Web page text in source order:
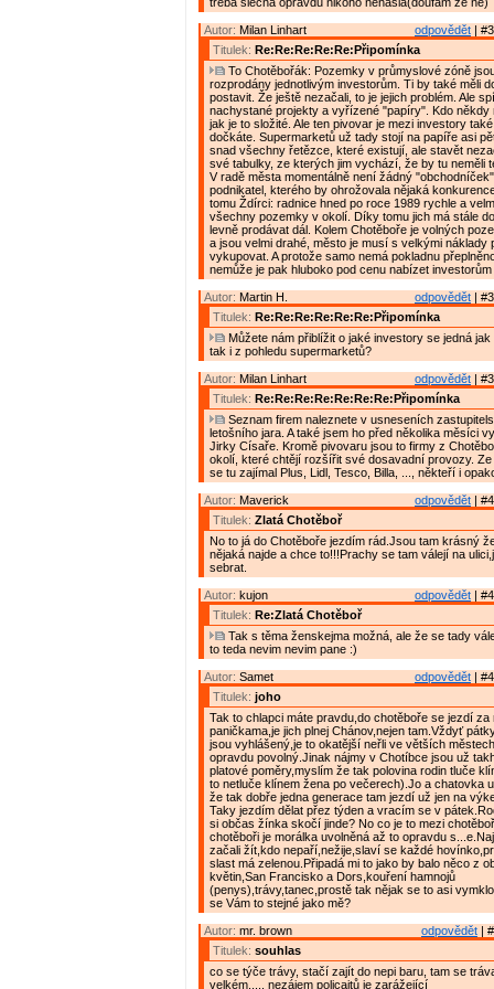
odpovědět |
Autor: Milan Linhart
Titulek: Re:Re:Re:Re:Re:Připomínka
To Chotěbořák: Pozemky v průmyslové zóně
rozprodány jednotlivým investorům. Ti by také měli
postavit. Že ještě nezačali, to je jejich problém. Ale
nachystané projekty a vyřízené "papíry". Kdo někdy
jak je to složité. Ale ten pivovar je mezi investory
dočkáte. Supermarketů už tady stojí na papíře asi
snad všechny řetězce, které existují, ale stavět
své tabulky, ze kterých jim vychází, že by tu neměli
V radě města momentálně není žádný
podnikatel, kterého by ohrožovala nějaká
tomu Ždírci: radnice hned po roce 1989 rychle a
všechny pozemky v okolí. Díky tomu jich má stále
levně prodávat dál. Kolem Chotěboře je volných
a jsou velmi drahé, město je musí s velkými náklady
vykupovat. A protože samo nemá pokladnu
nemůže je pak hluboko pod cenu nabízet
odpovědět |
Autor: Martin H.
Titulek: Re:Re:Re:Re:Re:Re:Připomínka
Můžete nám přiblížit o jaké investory se jedná jak
tak i z pohledu supermarketů?
odpovědět |
Autor: Milan Linhart
Titulek: Re:Re:Re:Re:Re:Re:Re:Připomínka
Seznam firem naleznete v usneseních
letošního jara. A také jsem ho před několika měsíci
Jirky Císaře. Kromě pivovaru jsou to firmy z
okolí, které chtějí rozšířit své dosavadní provozy.
se tu zajímal Plus, Lidl, Tesco, Billa, ..., někteří i
odpovědět |
Autor: Maverick
Titulek: Zlatá Chotěboř
No to já do Chotěboře jezdím rád.Jsou tam krásný
nějaká najde a chce to!!!Prachy se tam válejí na
sebrat.
odpovědět |
Autor: kujon
Titulek: Re:Zlatá Chotěboř
Tak s těma ženskejma možná, ale že se tady
to teda nevim nevim pane :)
odpovědět |
Autor: Samet
Titulek: joho
Tak to chlapci máte pravdu,do chotěboře se jezdí za
paničkama,je jich plnej Chánov,nejen tam.Vždyť
jsou vyhlášený,je to okatější neřli ve větších
opravdu povolný.Jinak nájmy v Chotíbce jsou už
platové poměry,myslím že tak polovina rodin tluče
to netluče klínem žena po večerech).Jo a chatovka
že tak dobře jedna generace tam jezdí už jen na
Taky jezdím dělat přez týden a vracím se v
si občas žínka skočí jinde? No co je to mezi
chotěboři je morálka uvolněná až to opravdu
začali žít,kdo nepaří,nežije,slaví se každé
slast má zelenou.Připadá mi to jako by balo něco z
květin,San Francisko a Dors,kouření hamnojů
(penys),trávy,tanec,prostě tak nějak se to asi
se Vám to stejné jako mě?
odpovědět |
Autor: mr. brown
Titulek: souhlas
co se týče trávy, stačí zajít do nepi baru, tam se
velkém..... nezájem policajtů je zarážející